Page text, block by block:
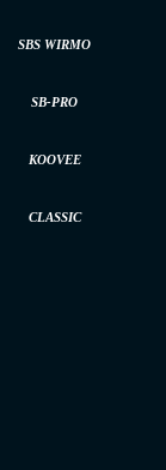
SBS WIRMO
SB-PRO
KOOVEE
CLASSIC